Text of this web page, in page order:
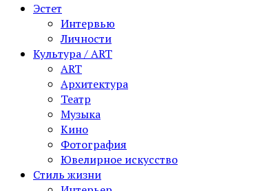
Эстет
Интервью
Личности
Культура / ART
ART
Архитектура
Театр
Музыка
Кино
Фотография
Ювелирное искусство
Стиль жизни